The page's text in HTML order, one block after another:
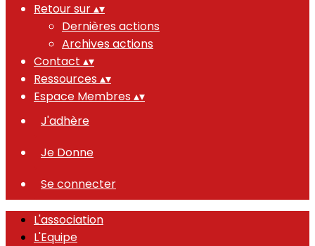
Retour sur▴▾
Dernières actions
Archives actions
Contact ▴▾
Ressources ▴▾
Espace Membres ▴▾
J'adhère
Je Donne
Se connecter
L'association
L'Equipe